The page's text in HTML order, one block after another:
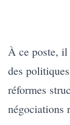
À ce poste,
des
réformes
négociations